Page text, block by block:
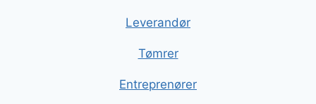
Leverandør
Tømrer
Entreprenører